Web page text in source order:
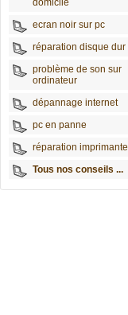
domicile
ecran noir sur pc
réparation disque dur
problème de son sur
ordinateur
dépannage internet
pc en panne
réparation imprimante
Tous nos conseils ...